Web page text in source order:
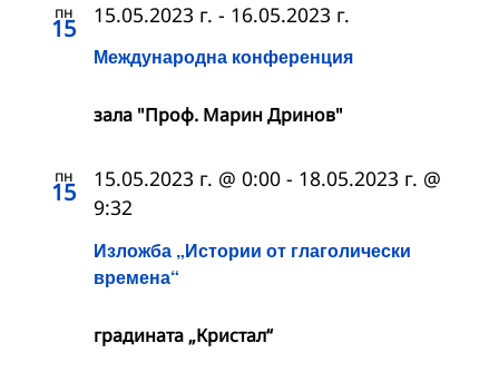
пн
15
Международна конференция
15.05.2023 г. - 16.05.2023 г.
зала "Проф. Марин Дринов"
пн
15
Изложба „Истории от глаголически
времена“
15.05.2023 г. @ 0:00 - 18.05.2023 г. @
9:32
градината „Кристал“